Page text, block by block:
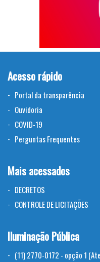
Acesso rápido
Portal da transparência
Ouvidoria
COVID-19
Perguntas Frequentes
Mais acessados
DECRETOS
CONTROLE DE LICITAÇÕES
Iluminação Pública
(11) 2770-0172 - opção 1